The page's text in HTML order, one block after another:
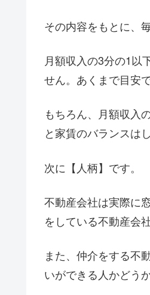
その内容をもとに、
月額収入の3分の1以
せん。あくまで目安
もちろん、月額収入
と家賃のバランスは
次に【人柄】です。
不動産会社は実際に
をしている不動産会
また、仲介をする不
いができる人かどう